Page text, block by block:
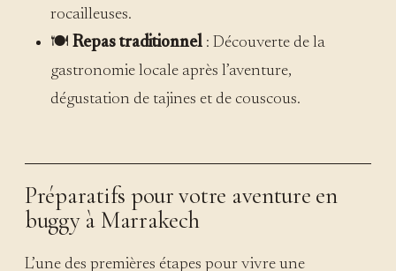
rocailleuses.
🍽️ Repas traditionnel: Découverte de la
gastronomie locale après l’aventure,
dégustation de tajines et de couscous.
Préparatifs pour votre aventure en
buggy à Marrakech
L’une des premières étapes pour vivre une